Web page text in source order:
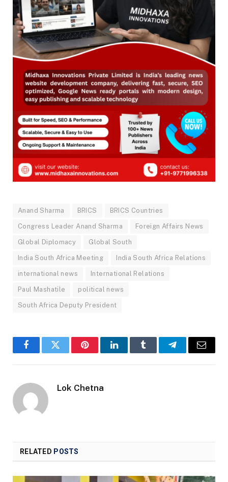
Anand Sharma BRICS BRICS Countries
Congress Leader Anand Sharma Foreign Affairs News
Global Diplomacy Global South
India South Africa Meeting India South Africa Relations
international news International Relations
Paul Mashatile political news
South Africa Deputy President
FacebookTwitter PinterestLinkedInTumblr TelegramEmail
Lok Chetna
RELATED POSTS